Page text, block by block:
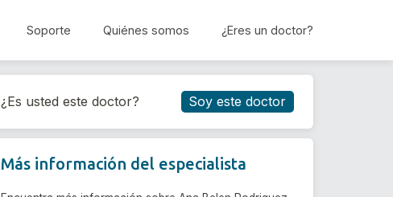
Soporte Quiénes somos ¿Eres un doctor?
Reservar cita
¿Es usted este doctor? Soy este doctor
Más información del especialista